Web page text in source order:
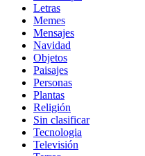
Letras
Memes
Mensajes
Navidad
Objetos
Paisajes
Personas
Plantas
Religión
Sin clasificar
Tecnologia
Televisión